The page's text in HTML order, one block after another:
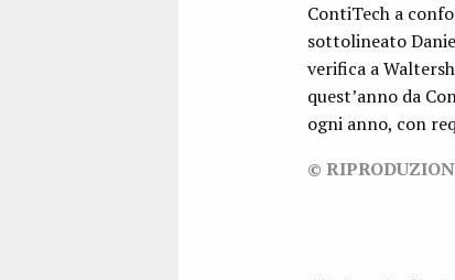
ContiTech a
sottolineato
verifica a
quest’anno da
ogni anno, con
©